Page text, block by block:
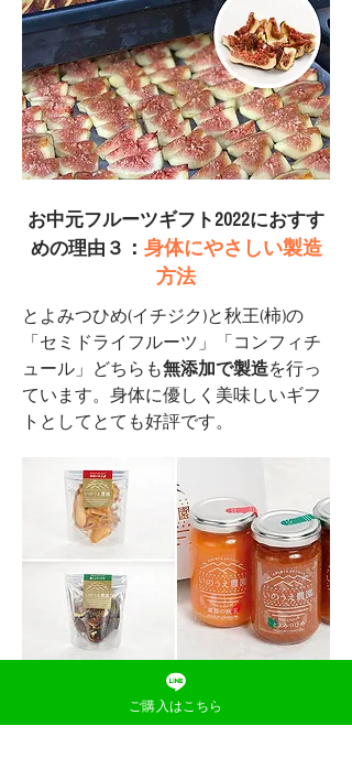
お中元フルーツギフト2022におすす
めの理由３ ： 身体にやさしい製造
方法
とよみつひめ(イチジク)と秋王(柿)の
「セミドライフルーツ」「コンフィチ
ュール」どちらも無添加で製造を行っ
ています。身体に優しく美味しいギフ
トとしてとても好評です。
お中元フルーツギフト2022におすすめ
の理由４：おしゃれなデザイン
ご購入はこちら